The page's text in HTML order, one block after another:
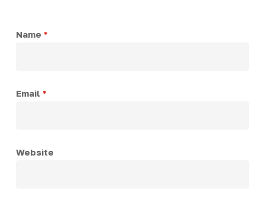
Name *
Email *
Website